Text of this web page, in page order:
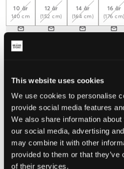
This website uses cookies
We use cookies to personalise
provide social media features
We also share information
our social media, advertising
may combine it with other
provided to them or that
of their services.
10 år
140 cm
12 år
(152 cm)
14 år
(164 cm)
16 år
(176 cm)
VÆLG EN
Fri fragt over 499 kr